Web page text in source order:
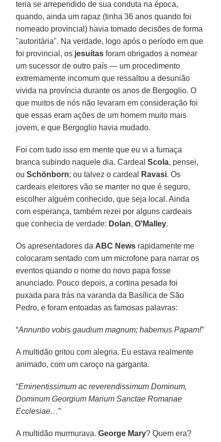
teria se arrependido de sua conduta na época,
quando, ainda um rapaz (tinha 36 anos quando foi
nomeado provincial) havia tomado decisões de forma
"autoritária". Na verdade, logo após o período em que
foi provincial, os jesuítas foram obrigados a nomear
um sucessor de outro país — um procedimento
extremamente incomum que ressaltou a desunião
vivida na província durante os anos de Bergoglio. O
que muitos de nós não levaram em consideração foi
que essas eram ações de um homem muito mais
jovem, e que Bergoglio havia mudado.
Foi com tudo isso em mente que eu vi a fumaça
branca subindo naquele dia. CardealScola, pensei,
ouSchönborn; ou talvez o cardeal Ravasi. Os
cardeais eleitores vão se manter no que é seguro,
escolher alguém conhecido, que seja local. Ainda
com esperança, também rezei por alguns cardeais
que conhecia de verdade: Dolan,O'Malley.
Os apresentadores da ABC News rapidamente me
colocaram sentado com um microfone para narrar os
eventos quando o nome do novo papa fosse
anunciado. Pouco depois, a cortina pesada foi
puxada para trás na varanda da Basílica de São
Pedro, e foram entoadas as famosas palavras:
“Annuntio vobis gaudium magnum; habemus Papam!”
A multidão gritou com alegria. Eu estava realmente
animado, com um caroço na garganta.
“Eminentissimum ac reverendissimum Dominum,
Dominum Georgium Marium Sanctae Romanae
Ecclesiae…”
A multidão murmurava.George Mary? Quem era?